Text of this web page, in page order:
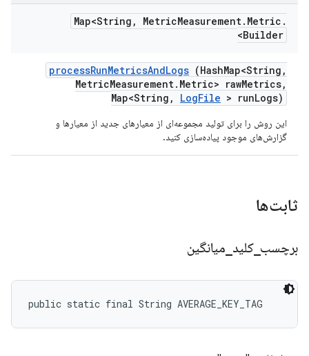
Map<String , MetricMeasurement. Metric .
Builder>
processRunMetricsAndLogs (HashMap<String ,
MetricMeasurement. Metric> rawMetrics,
Map<String , LogFile > runLogs)
این روش را برای تولید مجموعه‌ای از معیارهای جدید از معیارها و
گزارش‌های موجود پیاده‌سازی کنید.
ثابت‌ها
برچسب _کلید میانگین
public static final String AVERAGE_KEY_TAG